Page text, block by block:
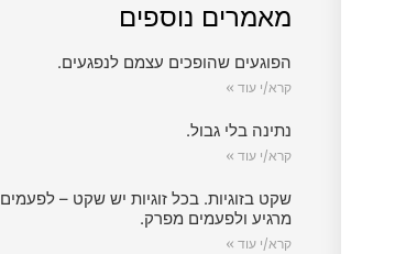
מאמרים נוספים
הפוגעים שהופכים עצמם לנפגעים.
קרא/י עוד »
נתינה בלי גבול.
קרא/י עוד »
שקט בזוגיות. בכל זוגיות יש שקט – לפעמים
מרגיע ולפעמים מפרק.
קרא/י עוד »